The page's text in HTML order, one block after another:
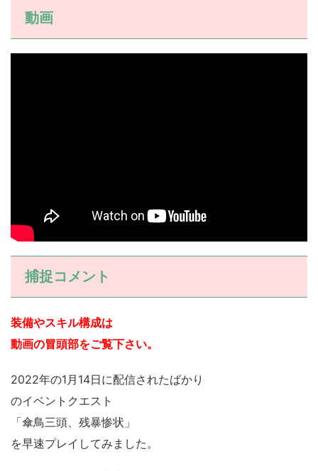
動画
捕捉コメント
装備やスキル構成は
動画の冒頭部をご覧下さい。
2022年の1月14日に配信されたばかり
のイベントクエスト
「傘鳥三頭、残暴惨状」
を早速プレイしてみました。